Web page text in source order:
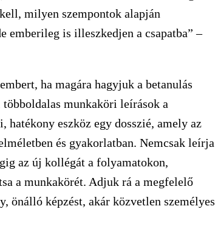
milyen szempontok alapján
emberileg is illeszkedjen a csapatba” –
ha magára hagyjuk a betanulás
munkaköri leírások a
hatékony eszköz egy dosszié, amely az
és gyakorlatban. Nemcsak leírja
az új kollégát a folyamatokon,
a munkakörét. Adjuk rá a megfelelő
önálló képzést, akár közvetlen személyes